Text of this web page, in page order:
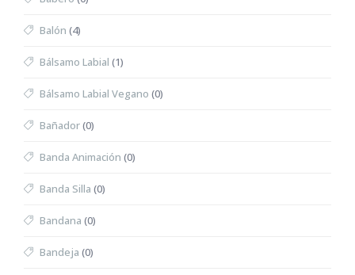
Balón (4)
Bálsamo Labial (1)
Bálsamo Labial Vegano (0)
Bañador(0)
Banda Animación (0)
Banda Silla (0)
Bandana (0)
Bandeja (0)